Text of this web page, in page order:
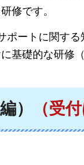
修です。
ポートに関す
基礎的な研修
） （受